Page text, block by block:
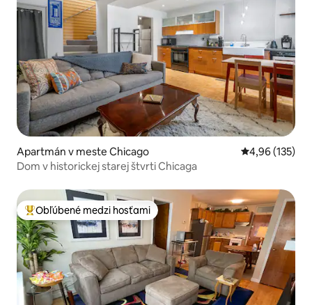
Apartmán v meste Chicago Priemerné
4,96 (135)
Dom v historickej starej štvrti Chicaga
Najobľúbenejšie medzi hosťami
Obľúbené medzi hosťami